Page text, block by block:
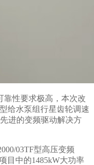
性要求极高，本次改
给水泵组行星齿轮调速
进的变频驱动解决方
03TF型高压变频
目中的1485kW大功率